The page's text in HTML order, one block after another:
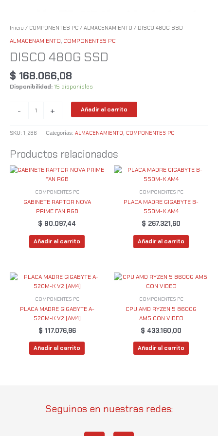
Inicio / COMPONENTES PC / ALMACENAMIENTO / DISCO 480G SSD
ALMACENAMIENTO, COMPONENTES PC
DISCO 480G SSD
$ 168.066,08
Disponibilidad:15 disponibles
- + Añadir al carrito
SKU: 1_286 Categorías: ALMACENAMIENTO COMPONENTES PC
Productos relacionados
COMPONENTES PC
GABINETE RAPTOR NOVA
PRIME FAN RGB
$ 80.097,44
Añadir al carrito
COMPONENTES PC
PLACA MADRE GIGABYTE B-
550M-K AM4
$ 267.321,60
Añadir al carrito
COMPONENTES PC
PLACA MADRE GIGABYTE A-
520M-K V2 (AM4)
$ 117.076,96
Añadir al carrito
COMPONENTES PC
CPU AMD RYZEN 5 8600G
AM5 CON VIDEO
$ 433.160,00
Añadir al carrito
Seguinos en nuestras redes: